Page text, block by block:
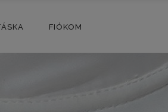
FIÓKOM